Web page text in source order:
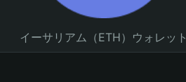
イーサリアム（ETH）ウォレット